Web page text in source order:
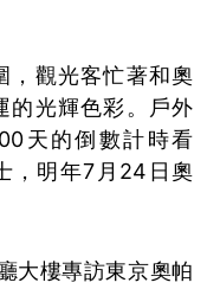
，觀光客忙著和奧
的光輝色彩。戶外
天的倒數計時看
，明年7月24日奧
大樓專訪東京奧帕